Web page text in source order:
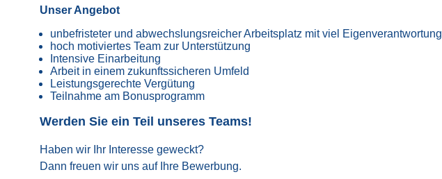
Unser Angebot
unbefristeter und abwechslungsreicher Arbeitsplatz mit viel Eigenverantwortung
hoch motiviertes Team zur Unterstützung
Intensive Einarbeitung
Arbeit in einem zukunftssicheren Umfeld
Leistungsgerechte Vergütung
Teilnahme am Bonusprogramm
Werden Sie ein Teil unseres Teams!
Haben wir Ihr Interesse geweckt?
Dann freuen wir uns auf Ihre Bewerbung.